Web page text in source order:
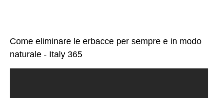
Come eliminare le erbacce per sempre e in modo
naturale - Italy 365